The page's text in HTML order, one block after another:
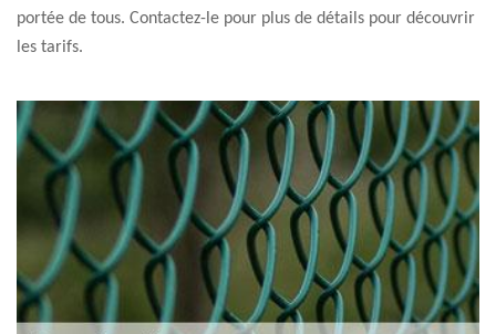
portée de tous. Contactez-le pour plus de détails pour découvrir
les tarifs.